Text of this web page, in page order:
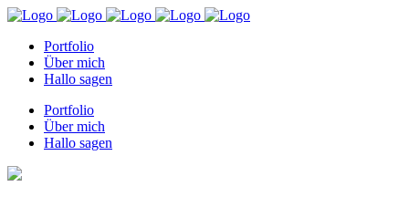
Portfolio
Über mich
Hallo sagen
Portfolio
Über mich
Hallo sagen